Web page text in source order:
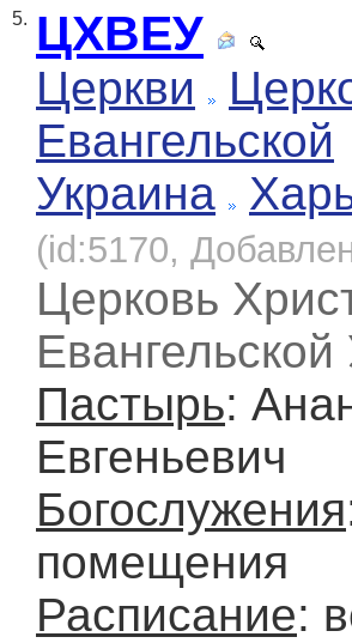
5. ЦХВЕУ
Церкви
Евангельской
Украина
(id:5170,
Церковь
Пастырь:
Евгеньевич
Богослужения
помещения
Расписание: